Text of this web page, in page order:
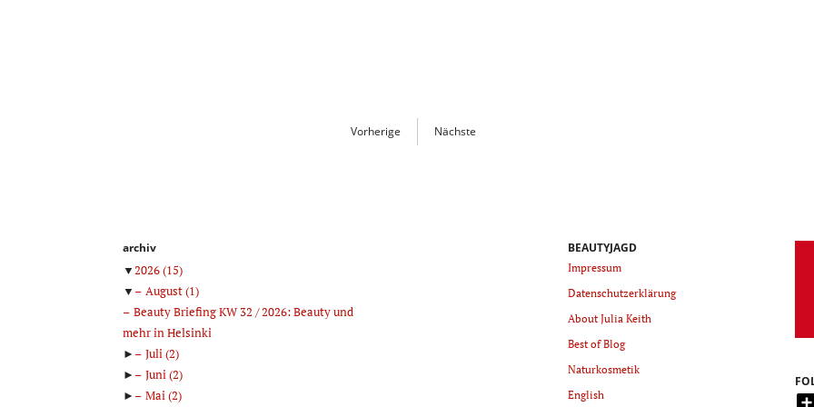
Vorherige Nächste
archiv
▼2026(15)
▼
August(1)
Beauty Briefing KW 32 / 2026: Beauty und
mehr in Helsinki
►
Juli(2)
►
Juni(2)
►
Mai(2)
BEAUTYJAGD
Impressum
Datenschutzerklärung
About Julia Keith
Best of Blog
Naturkosmetik
English